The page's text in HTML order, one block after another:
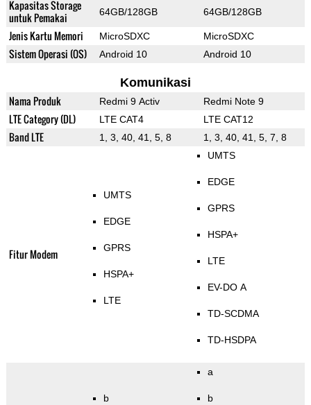
Kapasitas Storage
untuk Pemakai
64GB/128GB 64GB/128GB
Jenis Kartu Memori MicroSDXC MicroSDXC
Sistem Operasi (OS) Android 10 Android 10
Komunikasi
Nama Produk Redmi 9 Activ Redmi Note 9
LTE Category (DL) LTE CAT4 LTE CAT12
Band LTE 1, 3, 40, 41, 5, 8 1, 3, 40, 41, 5, 7, 8
Fitur Modem
UMTS
EDGE
GPRS
HSPA+
LTE
UMTS
EDGE
GPRS
HSPA+
LTE
EV-DO A
TD-SCDMA
TD-HSDPA
b
a
b